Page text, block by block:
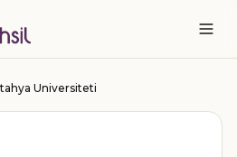
Universiteti